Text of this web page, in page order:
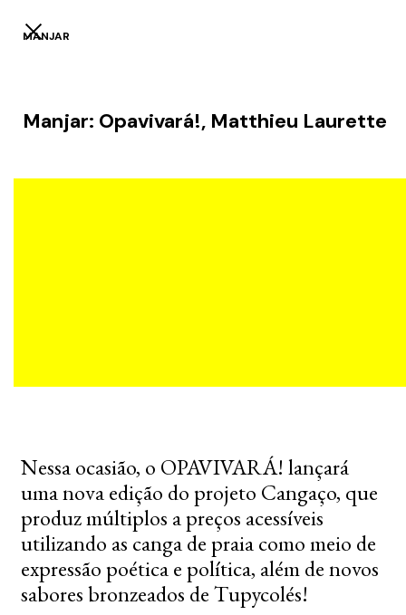
MANJAR
Manjar: Opavivará!, Matthieu Laurette
Nessa ocasião, o OPAVIVARÁ! lançará
uma nova edição do projeto Cangaço, que
produz múltiplos a preços acessíveis
utilizando as canga de praia como meio de
expressão poética e política, além de novos
sabores bronzeados de Tupycolés!